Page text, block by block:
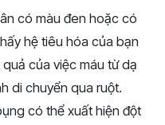
có màu đen hoặc có
hệ tiêu hóa của bạn
của việc máu từ dạ
di chuyển qua ruột.
có thể xuất hiện đột